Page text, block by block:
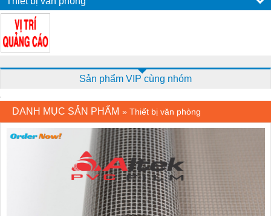
Sản phẩm VIP cùng nhóm
DANH MỤC SẢN PHẨM » Thiết bị văn phòng